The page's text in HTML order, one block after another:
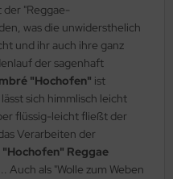
der "Reggae-
was die unwidersthelich
und ihr auch ihre ganz
der sagenhaft
"Hochofen" ist
sich himmlisch leicht
flüssig-leicht fließt der
Verarbeiten der
"Hochofen" Reggae
Auch als "Wolle zum Weben